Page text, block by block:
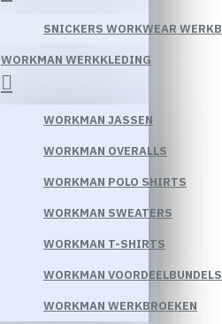
SNICKERS WORKWEAR
WORKMAN WERKKLEDING
WORKMAN JASSEN
WORKMAN OVERALLS
WORKMAN POLO SHIRTS
WORKMAN SWEATERS
WORKMAN T-SHIRTS
WORKMAN VOORDEELBUNDELS
WORKMAN WERKBROEKEN